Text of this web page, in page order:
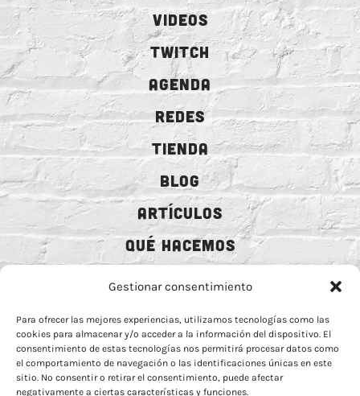
Gestionar consentimiento
Para ofrecer las mejores experiencias, utilizamos tecnologías como las
cookies para almacenar y/o acceder a la información del dispositivo. El
consentimiento de estas tecnologías nos permitirá procesar datos como
el comportamiento de navegación o las identificaciones únicas en este
sitio. No consentir o retirar el consentimiento, puede afectar
negativamente a ciertas características y funciones.
VIDEOS
TWITCH
AGENDA
REDES
TIENDA
BLOG
ARTÍCULOS
QUÉ HACEMOS
MECENAZGO
CONTACTO
BIO